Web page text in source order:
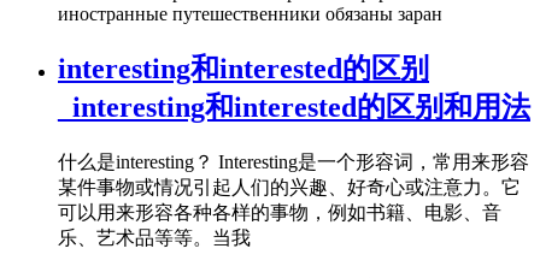
иностранные путешественники обязаны заран
interesting和interested的区别
_interesting和interested的区别和用法
什么是interesting？ Interesting是一个形容词，常用来形容
某件事物或情况引起人们的兴趣、好奇心或注意力。它
可以用来形容各种各样的事物，例如书籍、电影、音
乐、艺术品等等。当我